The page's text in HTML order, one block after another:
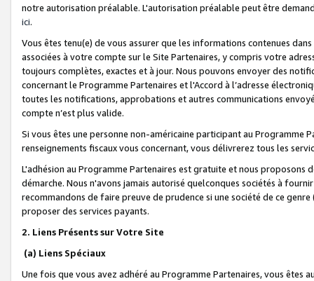
notre autorisation préalable. L'autorisation préalable peut être
ici.
Vous êtes tenu(e) de vous assurer que les informations contenues
associées à votre compte sur le Site Partenaires, y compris votre
toujours complètes, exactes et à jour. Nous pouvons envoyer des
concernant le Programme Partenaires et l'Accord à l’adresse
toutes les notifications, approbations et autres communications
compte n’est plus valide.
Si vous êtes une personne non-américaine participant au
renseignements fiscaux vous concernant, vous délivrerez tous les
L'adhésion au Programme Partenaires est gratuite et nous proposons
démarche. Nous n'avons jamais autorisé quelconques sociétés à
recommandons de faire preuve de prudence si une société de ce
proposer des services payants.
2. Liens Présents sur Votre Site
(a) Liens Spéciaux
Une fois que vous avez adhéré au Programme Partenaires, vous êtes